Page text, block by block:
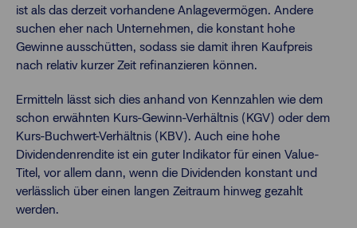
ist als das derzeit vorhandene Anlagevermögen. Andere
suchen eher nach Unternehmen, die konstant hohe
Gewinne ausschütten, sodass sie damit ihren Kaufpreis
nach relativ kurzer Zeit refinanzieren können.
Ermitteln lässt sich dies anhand von Kennzahlen wie dem
schon erwähnten Kurs-Gewinn-Verhältnis (KGV) oder dem
Kurs-Buchwert-Verhältnis (KBV). Auch eine hohe
Dividendenrendite ist ein guter Indikator für einen Value-
Titel, vor allem dann, wenn die Dividenden konstant und
verlässlich über einen langen Zeitraum hinweg gezahlt
werden.